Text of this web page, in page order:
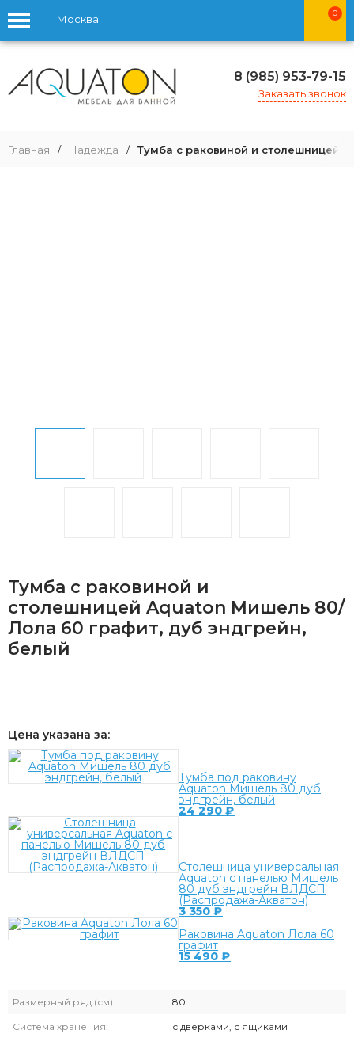
Москва 0
8 (985) 953-79-15
Заказать звонок
Главная / Надежда / Тумба с раковиной и столешницей
Тумба с раковиной и
столешницей Aquaton Мишель 80/
Лола 60 графит, дуб эндгрейн,
белый
Цена указана за:
Тумба под раковину
Aquaton Мишель 80 дуб
эндгрейн, белый
24 290 ₽
Столешница универсальная
Aquaton с панелью Мишель
80 дуб эндгрейн ВЛДСП
(Распродажа-Акватон)
3 350₽
Раковина Aquaton Лола 60
графит
15 490 ₽
Размерный ряд (см): 80
Система хранения: с дверками, с ящиками